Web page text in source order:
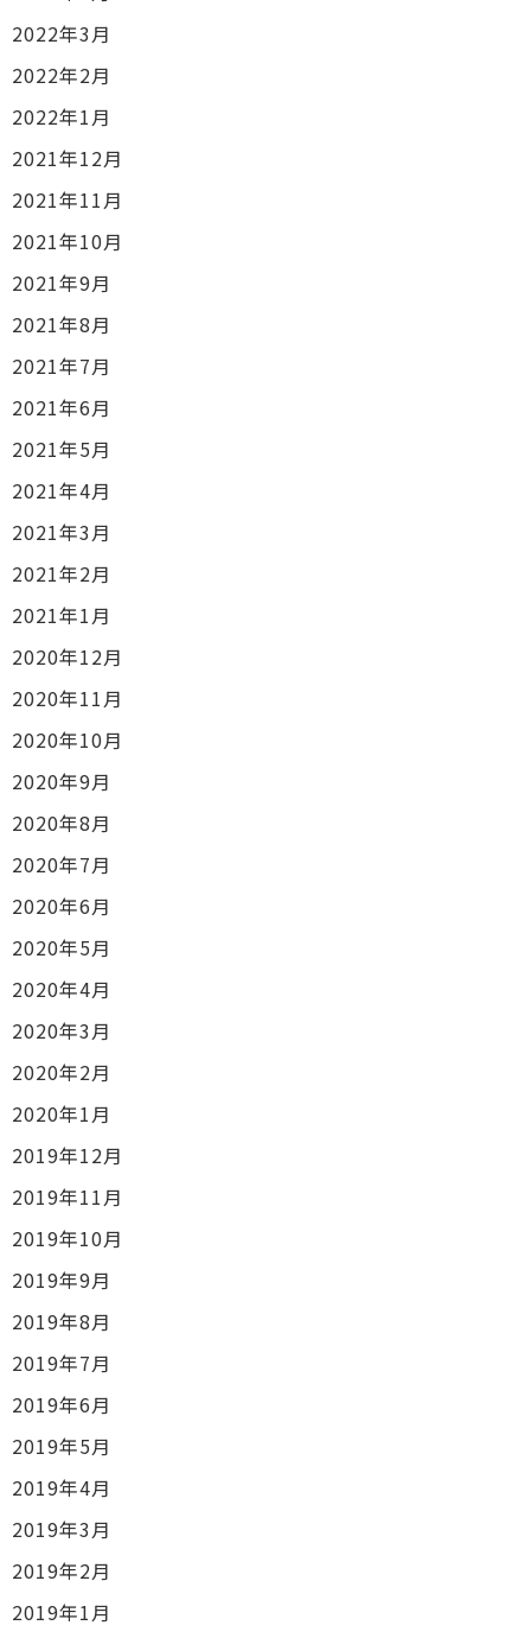
2022年3月
2022年2月
2022年1月
2021年12月
2021年11月
2021年10月
2021年9月
2021年8月
2021年7月
2021年6月
2021年5月
2021年4月
2021年3月
2021年2月
2021年1月
2020年12月
2020年11月
2020年10月
2020年9月
2020年8月
2020年7月
2020年6月
2020年5月
2020年4月
2020年3月
2020年2月
2020年1月
2019年12月
2019年11月
2019年10月
2019年9月
2019年8月
2019年7月
2019年6月
2019年5月
2019年4月
2019年3月
2019年2月
2019年1月